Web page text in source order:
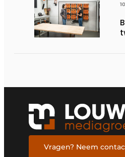
Vragen? Neem